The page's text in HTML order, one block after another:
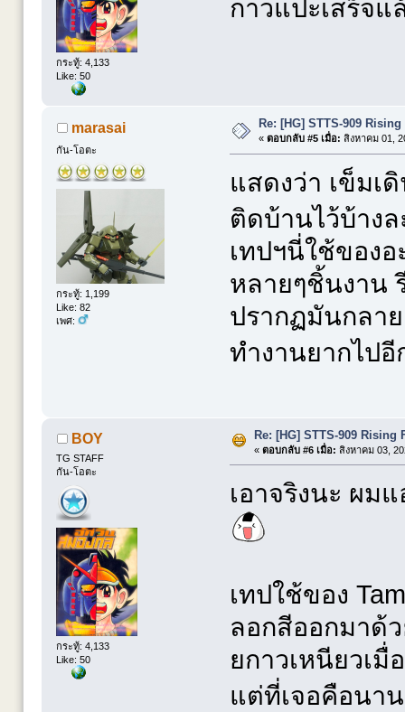
กระทู้: 4,133
Like: 50
กาวแปะเสร็จ
marasai
กัน-โอตะ
กระทู้: 1,199
Like: 82
เพศ:
Re: [HG] STTS-909
« ตอบกลับ #5 เมื่อ: สิงหาคม 01,
แสดงว่า เข็มเ
ติดบ้านไว้บ้าง
เทปฯนี่ใช้ของ
หลายๆชิ้นงาน
ปรากฏมันกลา
ทำงานยากไป
BOY
TG STAFF
กัน-โอตะ
กระทู้: 4,133
Like: 50
Re: [HG] STTS-909 Rising
« ตอบกลับ #6 เมื่อ: สิงหาคม 03,
เอาจริงนะ ผม
เทปใช้ของ
ลอกสีออกมาด้ว
ยกาวเหนียวเ
แต่ที่เจอคือนา